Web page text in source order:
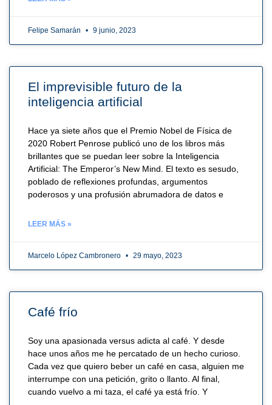
Felipe Samarán 9 junio, 2023
El imprevisible futuro de la
inteligencia artificial
Hace ya siete años que el Premio Nobel de Física de
2020 Robert Penrose publicó uno de los libros más
brillantes que se puedan leer sobre la Inteligencia
Artificial: The Emperor’s New Mind. El texto es sesudo,
poblado de reflexiones profundas, argumentos
poderosos y una profusión abrumadora de datos e
LEER MÁS »
Marcelo López Cambronero 29 mayo, 2023
Café frío
Soy una apasionada versus adicta al café. Y desde
hace unos años me he percatado de un hecho curioso.
Cada vez que quiero beber un café en casa, alguien me
interrumpe con una petición, grito o llanto. Al final,
cuando vuelvo a mi taza, el café ya está frío. Y